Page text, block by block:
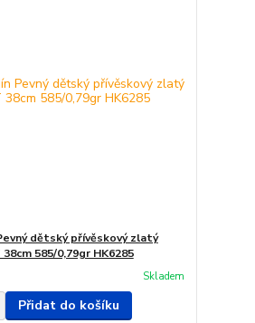
dětský přívěskový zlatý
585/0,79gr HK6285
Skladem
Přidat do košíku